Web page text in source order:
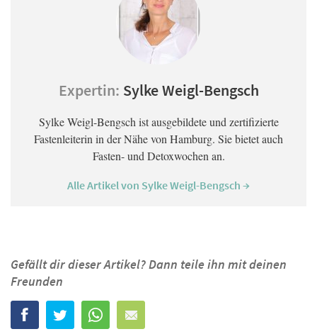
Expertin: Sylke Weigl-Bengsch
Sylke Weigl-Bengsch ist ausgebildete und zertifizierte
Fastenleiterin in der Nähe von Hamburg. Sie bietet auch
Fasten- und Detoxwochen an.
Alle Artikel von Sylke Weigl-Bengsch →
Gefällt dir dieser Artikel? Dann teile ihn mit deinen
Freunden